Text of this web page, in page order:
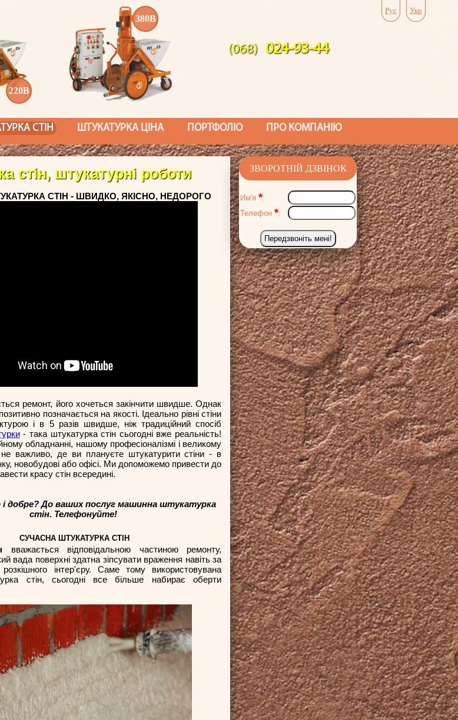
220В
380В
(068) 024-93-44
СТІН ШТУКАТУРКА ЦІНА ПОРТФОЛІО ПРО КОМПАНІЮ
Рус Укр
стін, штукатурні роботи
СТІН - ШВИДКО, ЯКІСНО, НЕДОРОГО
ремонт, його хочеться закінчити швидше. Однак
позначається на якості. Ідеально рівні стіни
і в 5 разів швидше, ніж традиційний спосіб
- така штукатурка стін сьогодні вже реальність!
обладнанні, нашому професіоналізмі і великому
не важливо, де ви плануєте штукатурити стіни - в
новобудові або офісі. Ми допоможемо привести до
красу стін всередині.
добре? До ваших послуг машинна штукатурка
стін. Телефонуйте!
СУЧАСНА ШТУКАТУРКА СТІН
вважається відповідальною частиною ремонту,
вада поверхні здатна зіпсувати враження навіть за
інтер'єру. Саме тому використовувана
стін, сьогодні все більше набирає оберти
ЗВОРОТНIЙ ДЗВIНОК
Им'я *:
Телефон *:
Передзвонiть менi!